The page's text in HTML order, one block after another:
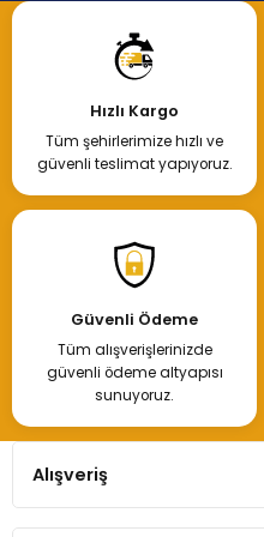
Hızlı Kargo
Tüm şehirlerimize hızlı ve
güvenli teslimat yapıyoruz.
Güvenli Ödeme
Tüm alışverişlerinizde
güvenli ödeme altyapısı
sunuyoruz.
Alışveriş